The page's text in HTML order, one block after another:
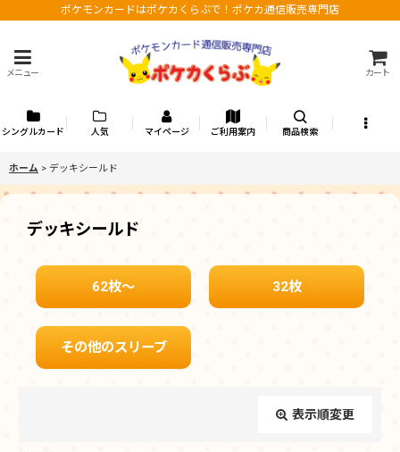
ポケモンカードはポケカくらぶで！ポケカ通信販売専門店
メニュー カート
シングルカード 人気 マイページ ご利用案内 商品検索
ホーム > デッキシールド
デッキシールド
62枚〜 32枚
その他のスリーブ
表示順変更